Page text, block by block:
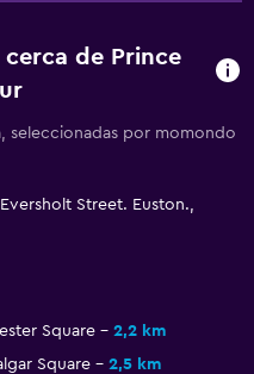
de Prince
seleccionadas por momondo
Street. Euston.,
Square
2,2 km
Square
2,5 km